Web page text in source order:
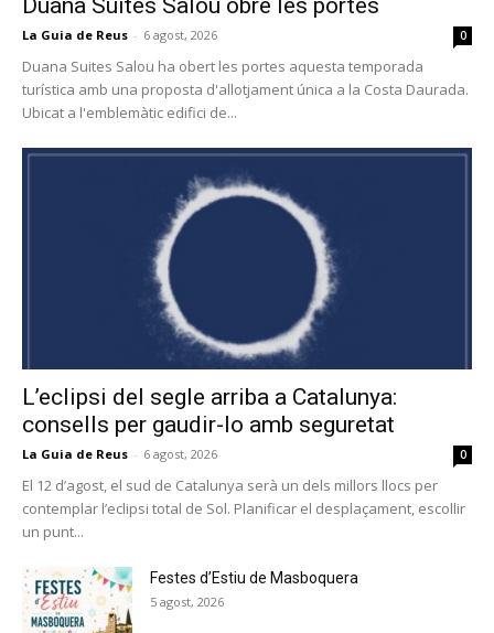
La Guia de Reus - 6 agost, 2026 0
Duana Suites Salou ha obert les portes aquesta temporada
turística amb una proposta d'allotjament única a la Costa Daurada.
Ubicat a l'emblemàtic edifici de...
L’eclipsi del segle arriba a Catalunya:
consells per gaudir-lo amb seguretat
La Guia de Reus - 6 agost, 2026 0
El 12 d’agost, el sud de Catalunya serà un dels millors llocs per
contemplar l’eclipsi total de Sol. Planificar el desplaçament, escollir
un punt...
Festes d’Estiu de Masboquera
5 agost, 2026